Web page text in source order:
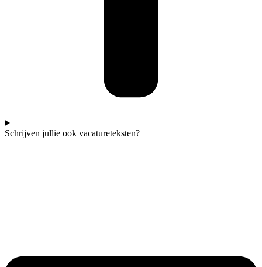
Schrijven jullie ook vacatureteksten?